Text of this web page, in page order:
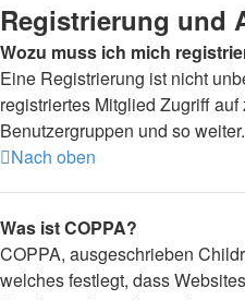
Registrierung und
Wozu muss ich mich
Eine Registrierung ist nicht
registriertes Mitglied Zugriff
Benutzergruppen und so
Nach oben
Was ist COPPA?
COPPA, ausgeschrieben
welches festlegt, dass